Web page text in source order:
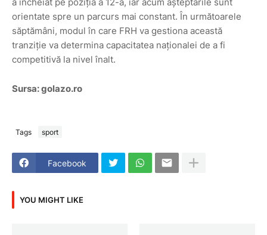
orientate spre un parcurs mai constant. În următoarele
săptămâni, modul în care FRH va gestiona această
tranziție va determina capacitatea naționalei de a fi
competitivă la nivel înalt.
Sursa: golazo.ro
Tags sport
Facebook
YOU MIGHT LIKE